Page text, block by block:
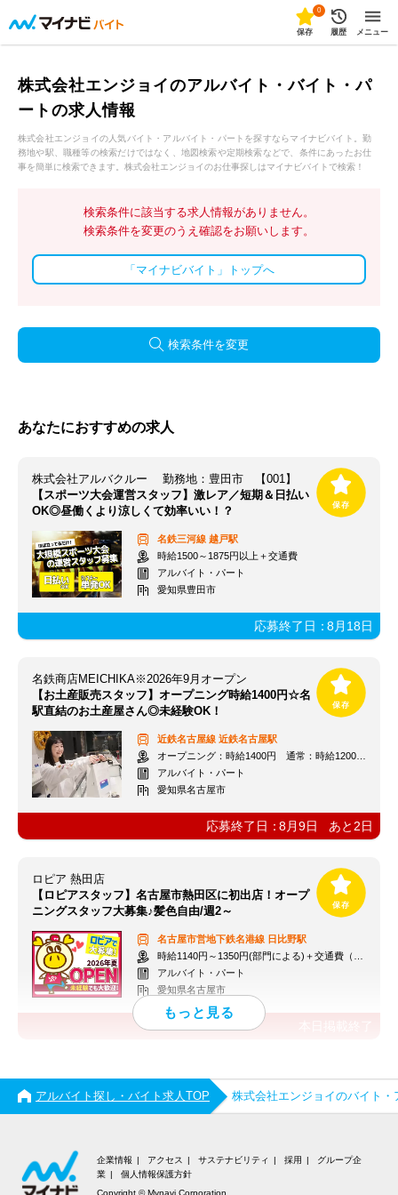
0
保存 履歴 メニュー
株式会社エンジョイのアルバイト・バイト・パ
ートの求人情報
株式会社エンジョイの人気バイト・アルバイト・パートを探すならマイナビバイト。勤
務地や駅、職種等の検索だけではなく、地図検索や定期検索などで、条件にあったお仕
事を簡単に検索できます。株式会社エンジョイのお仕事探しはマイナビバイトで検索！
検索条件に該当する求人情報がありません。
検索条件を変更のうえ確認をお願いします。
「マイナビバイト」トップへ
検索条件を変更
あなたにおすすめの求人
株式会社アルバクルー 勤務地：豊田市 【001】
【スポーツ大会運営スタッフ】激レア／短期＆日払い
OK◎昼働くより涼しくて効率いい！？
名鉄三河線 越戸駅
時給1500～1875円以上＋交通費
アルバイト・パート
愛知県豊田市
応募終了日：8月18日
名鉄商店MEICHIKA※2026年9月オープン
【お土産販売スタッフ】オープニング時給1400円☆名
駅直結のお土産屋さん◎未経験OK！
近鉄名古屋線 近鉄名古屋駅
オープニング：時給1400円 通常：時給1200円～＋交通費全額支給
アルバイト・パート
愛知県名古屋市
応募終了日：8月9日 あと 2日
ロピア 熱田店
【ロピアスタッフ】名古屋市熱田区に初出店！オープ
ニングスタッフ大募集♪髪色自由/週2～
名古屋市営地下鉄名港線 日比野駅
時給1140円～1350円(部門による)＋交通費（社内規定）
アルバイト・パート
愛知県名古屋市
アルバイト探し・バイト求人TOP 株式会社エンジョイのバイト・
企業情報 アクセス サステナビリティ 採用
グループ企
業
個人情報保護方針
Copyright © Mynavi Corporation